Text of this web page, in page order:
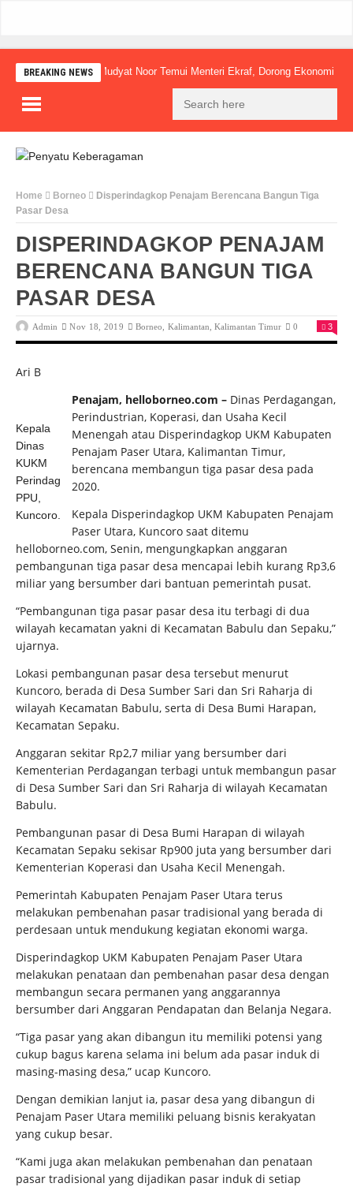
BREAKING NEWSMudyat Noor Temui Menteri Ekraf, Dorong Ekonomi Kreatif
Home Borneo
Disperindagkop Penajam Berencana Bangun Tiga
Pasar Desa
DISPERINDAGKOP PENAJAM
BERENCANA BANGUN TIGA
PASAR DESA
Admin Nov 18, 2019 Borneo Kalimantan ,Kalimantan Timur 0 3
Ari B
Kepala
Dinas
KUKM
Perindag
PPU,
Kuncoro.
Penajam, helloborneo.com – Dinas Perdagangan,
Perindustrian, Koperasi, dan Usaha Kecil
Menengah atau Disperindagkop UKM Kabupaten
Penajam Paser Utara, Kalimantan Timur,
berencana membangun tiga pasar desa pada
2020.
Kepala Disperindagkop UKM Kabupaten Penajam
Paser Utara, Kuncoro saat ditemu
helloborneo.com, Senin, mengungkapkan anggaran
pembangunan tiga pasar desa mencapai lebih kurang Rp3,6
miliar yang bersumber dari bantuan pemerintah pusat.
“Pembangunan tiga pasar pasar desa itu terbagi di dua
wilayah kecamatan yakni di Kecamatan Babulu dan Sepaku,”
ujarnya.
Lokasi pembangunan pasar desa tersebut menurut
Kuncoro, berada di Desa Sumber Sari dan Sri Raharja di
wilayah Kecamatan Babulu, serta di Desa Bumi Harapan,
Kecamatan Sepaku.
Anggaran sekitar Rp2,7 miliar yang bersumber dari
Kementerian Perdagangan terbagi untuk membangun pasar
di Desa Sumber Sari dan Sri Raharja di wilayah Kecamatan
Babulu.
Pembangunan pasar di Desa Bumi Harapan di wilayah
Kecamatan Sepaku sekisar Rp900 juta yang bersumber dari
Kementerian Koperasi dan Usaha Kecil Menengah.
Pemerintah Kabupaten Penajam Paser Utara terus
melakukan pembenahan pasar tradisional yang berada di
perdesaan untuk mendukung kegiatan ekonomi warga.
Disperindagkop UKM Kabupaten Penajam Paser Utara
melakukan penataan dan pembenahan pasar desa dengan
membangun secara permanen yang anggarannya
bersumber dari Anggaran Pendapatan dan Belanja Negara.
“Tiga pasar yang akan dibangun itu memiliki potensi yang
cukup bagus karena selama ini belum ada pasar induk di
masing-masing desa,” ucap Kuncoro.
Dengan demikian lanjut ia, pasar desa yang dibangun di
Penajam Paser Utara memiliki peluang bisnis kerakyatan
yang cukup besar.
“Kami juga akan melakukan pembenahan dan penataan
pasar tradisional yang dijadikan pasar induk di setiap